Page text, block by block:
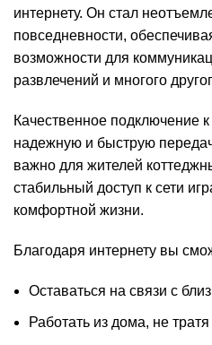
интернету. Он стал
повседневности,
возможности для
развлечений и многого
Качественное подключение
надежную и быструю
важно для жителей
стабильный доступ к сети
комфортной жизни.
Благодаря интернету вы
Оставаться на связи с
Работать из дома, не